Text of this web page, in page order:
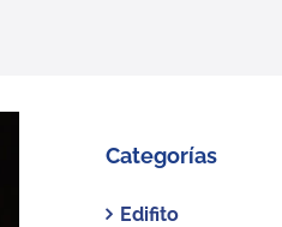
Categorías
Edifito